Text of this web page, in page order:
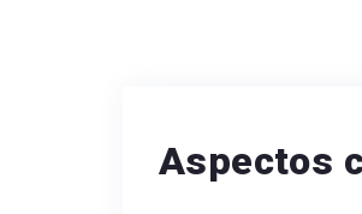
Aspectos